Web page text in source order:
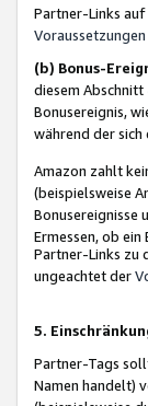
Partner-Links
(b) Bonus-
diesem
Bonusereignis,
während der
Amazon zahlt
(beispielsweise
Bonusereignisse
Ermessen, ob
Partner-Links zu
ungeachtet der
5.
Partner-Tags
Namen handelt)